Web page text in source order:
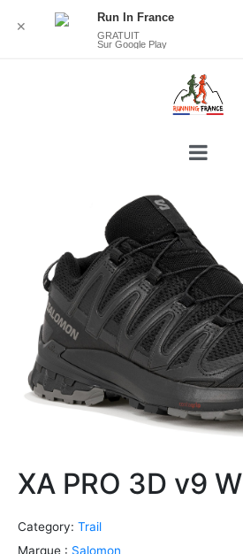
XA PRO 3D v9 W
Category: Trail
Marque : Salomon
✕
Run In France
GRATUIT
Sur Google Play